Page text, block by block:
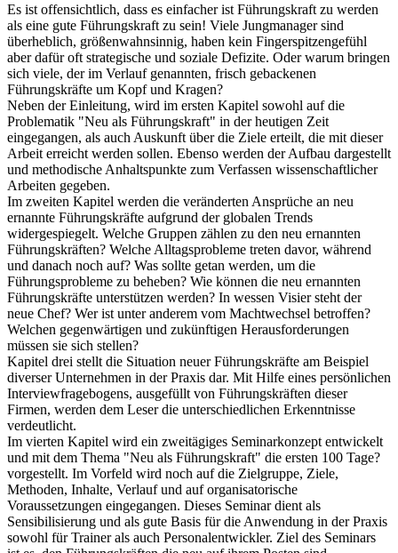
Es ist offensichtlich, dass es einfacher ist Führungskraft zu werden
als eine gute Führungskraft zu sein! Viele Jungmanager sind
überheblich, größenwahnsinnig, haben kein Fingerspitzengefühl
aber dafür oft strategische und soziale Defizite. Oder warum bringen
sich viele, der im Verlauf genannten, frisch gebackenen
Führungskräfte um Kopf und Kragen?
Neben der Einleitung, wird im ersten Kapitel sowohl auf die
Problematik "Neu als Führungskraft" in der heutigen Zeit
eingegangen, als auch Auskunft über die Ziele erteilt, die mit dieser
Arbeit erreicht werden sollen. Ebenso werden der Aufbau dargestellt
und methodische Anhaltspunkte zum Verfassen wissenschaftlicher
Arbeiten gegeben.
Im zweiten Kapitel werden die veränderten Ansprüche an neu
ernannte Führungskräfte aufgrund der globalen Trends
widergespiegelt. Welche Gruppen zählen zu den neu ernannten
Führungskräften? Welche Alltagsprobleme treten davor, während
und danach noch auf? Was sollte getan werden, um die
Führungsprobleme zu beheben? Wie können die neu ernannten
Führungskräfte unterstützen werden? In wessen Visier steht der
neue Chef? Wer ist unter anderem vom Machtwechsel betroffen?
Welchen gegenwärtigen und zukünftigen Herausforderungen
müssen sie sich stellen?
Kapitel drei stellt die Situation neuer Führungskräfte am Beispiel
diverser Unternehmen in der Praxis dar. Mit Hilfe eines persönlichen
Interviewfragebogens, ausgefüllt von Führungskräften dieser
Firmen, werden dem Leser die unterschiedlichen Erkenntnisse
verdeutlicht.
Im vierten Kapitel wird ein zweitägiges Seminarkonzept entwickelt
und mit dem Thema "Neu als Führungskraft" die ersten 100 Tage?
vorgestellt. Im Vorfeld wird noch auf die Zielgruppe, Ziele,
Methoden, Inhalte, Verlauf und auf organisatorische
Voraussetzungen eingegangen. Dieses Seminar dient als
Sensibilisierung und als gute Basis für die Anwendung in der Praxis
sowohl für Trainer als auch Personalentwickler. Ziel des Seminars